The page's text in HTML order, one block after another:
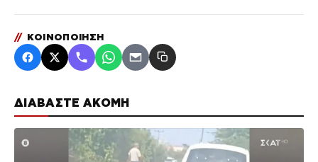
ΔΙΑΒΑΣΤΕ ΑΚΟΜΗ
// ΚΟΙΝΟΠΟΙΗΣΗ